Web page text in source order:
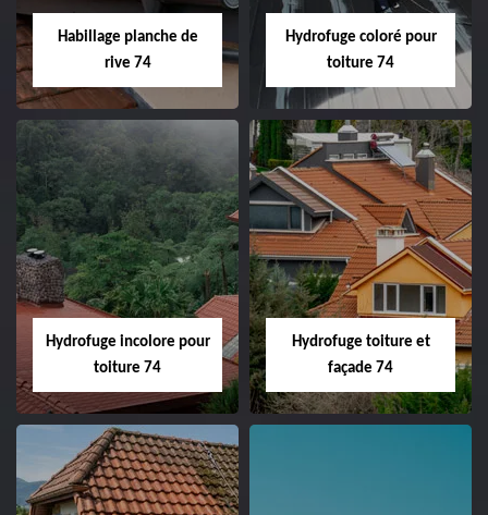
Habillage planche de
rive 74
Hydrofuge coloré pour
toiture 74
Hydrofuge incolore pour
toiture 74
Hydrofuge toiture et
façade 74